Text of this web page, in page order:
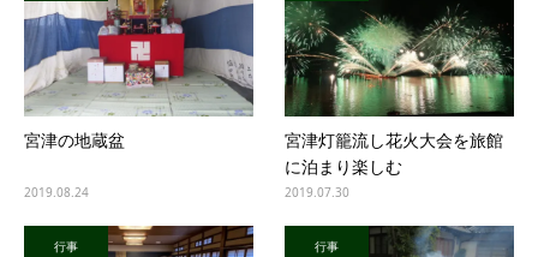
宮津の地蔵盆
2019.08.24
宮津灯籠流し花火大会を旅館
に泊まり楽しむ
2019.07.30
行事 行事